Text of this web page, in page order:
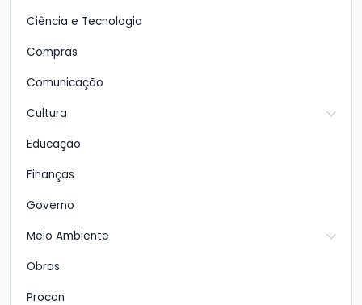
Ciência e Tecnologia
Compras
Comunicação
Cultura
Educação
Finanças
Governo
Meio Ambiente
Obras
Procon